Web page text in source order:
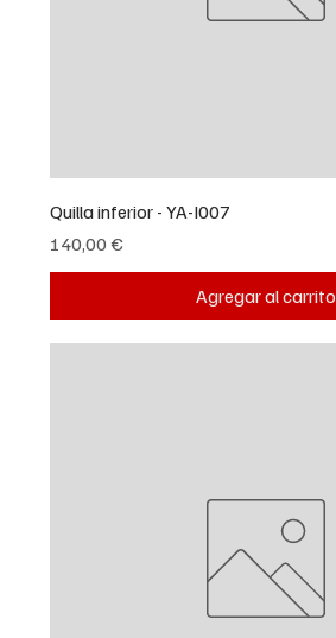
Quilla inferior - YA-I007
Precio
140,00 €
Agregar al carrito